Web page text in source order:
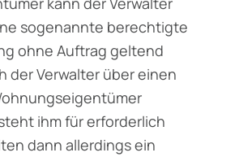
sogenannte berechtigte
ohne Auftrag geltend
der Verwalter über einen
ihm für erforderlich
dann allerdings ein